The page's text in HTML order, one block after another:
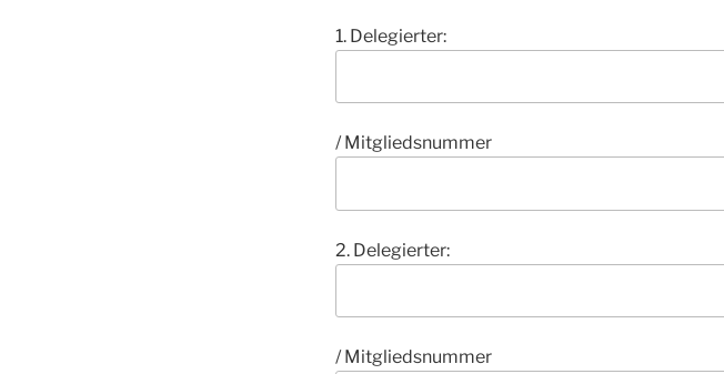
1. Delegierter:
/ Mitgliedsnummer
2. Delegierter:
/ Mitgliedsnummer